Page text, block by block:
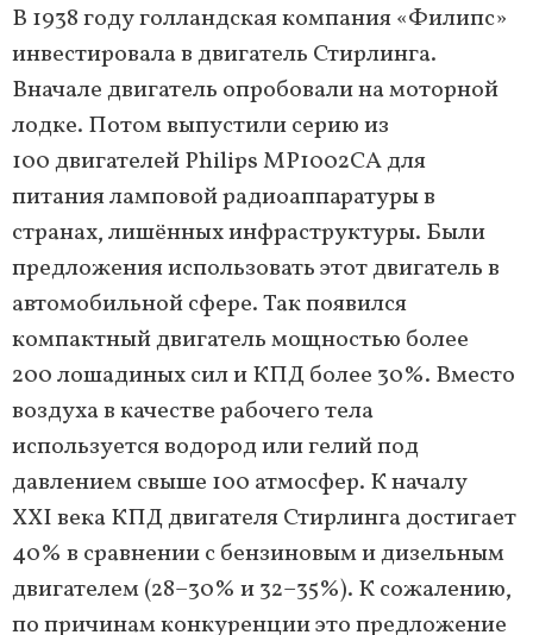
В 1938 году голландская компания «Филипс»
инвестировала в двигатель Стирлинга.
Вначале двигатель опробовали на моторной
лодке. Потом выпустили серию из
100 двигателей Philips MP1002CA для
питания ламповой радиоаппаратуры в
странах, лишённых инфраструктуры. Были
предложения использовать этот двигатель в
автомобильной сфере. Так появился
компактный двигатель мощностью более
200 лошадиных сил и КПД более 30%. Вместо
воздуха в качестве рабочего тела
используется водород или гелий под
давлением свыше 100 атмосфер. К началу
XXI века КПД двигателя Стирлинга достигает
40% в сравнении с бензиновым и дизельным
двигателем (28–30% и 32–35%). К сожалению,
по причинам конкуренции это предложение